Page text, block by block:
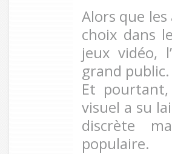
Alors que
choix dans
jeux vidéo,
grand public.
Et
visuel a su
discrète
populaire.